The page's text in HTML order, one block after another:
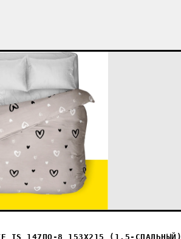
IS 147ПО-8 153X215 (1.5-СПАЛЬНЫЙ)